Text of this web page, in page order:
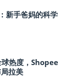
新手爸妈的科学
热度，Shopee
拉美